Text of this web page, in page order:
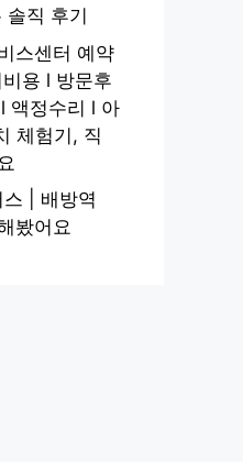
솔직 후기
스센터 예약
용 l 방문후
액정수리 l 아
체험기, 직
| 배방역
봤어요